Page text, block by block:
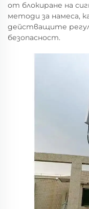
от блокиране на
методи за намеса,
действащите
безопасност.